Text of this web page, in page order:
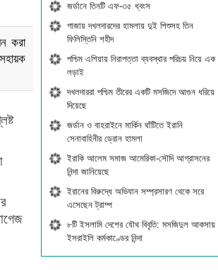
করা
জর্ডানে তিনটি এফ-৩৫ ধ্বংস
গাজায় দখলদারদের হামলায় দুই শিশুসহ তিন
ফিলিস্তিনি শহীদ
পশ্চিম এশিয়ায় নিরাপত্তা ব্যবস্থার পরিচয় নিয়ে এক
লড়াই
দখলদাররা পশ্চিম তীরের একটি মসজিদে আগুন ধরিয়ে
দিয়েছে
জর্ডান ও বাহরাইনে মার্কিন ঘাঁটিতে ইরানি
সেনাবাহিনীর ড্রোন হামলা
ইরাকি আলেম সমাজ আমেরিকা-সৌদি আগ্রাসনের
নিন্দা জানিয়েছে
ইরানের বিরুদ্ধে অভিযান সম্প্রসারণ থেকে সরে
এসেছেন ট্রাম্প
৮টি ইসলামি দেশের যৌথ বিবৃতি: মসজিদুল আকসায়
ইসরাইলি কর্মকাণ্ডের নিন্দা